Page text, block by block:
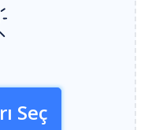
Seç